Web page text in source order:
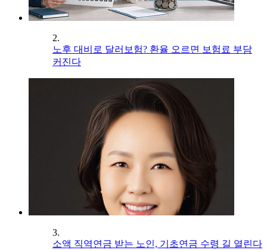
2.
노후 대비로 달러보험? 환율 오르면 보험료 부담
커진다
3.
소액 직역연금 받는 노인, 기초연금 수령 길 열린다